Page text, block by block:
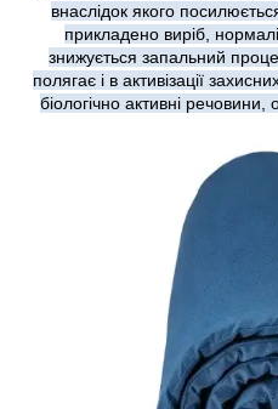
внаслідок якого
прикладено виріб,
знижується запальний
полягає і в активізації
біологічно активні речовини,